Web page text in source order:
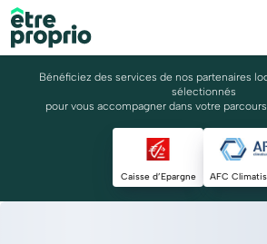
Bénéficiez des services de nos partenaires
sélectionnés
pour vous accompagner dans votre
Caisse d’Epargne AFC